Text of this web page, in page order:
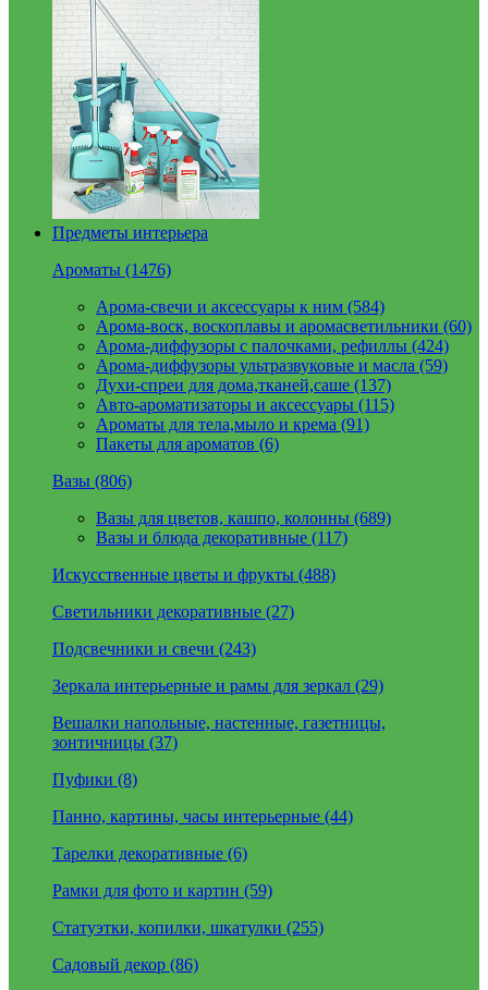
Предметы интерьера
Ароматы (1476)
Арома-свечи и аксессуары к ним (584)
Арома-воск, воскоплавы и аромасветильники (60)
Арома-диффузоры с палочками, рефиллы (424)
Арома-диффузоры ультразвуковые и масла (59)
Духи-спреи для дома,тканей,саше (137)
Авто-ароматизаторы и аксессуары (115)
Ароматы для тела,мыло и крема (91)
Пакеты для ароматов (6)
Вазы (806)
Вазы для цветов, кашпо, колонны (689)
Вазы и блюда декоративные (117)
Искусственные цветы и фрукты (488)
Светильники декоративные (27)
Подсвечники и свечи (243)
Зеркала интерьерные и рамы для зеркал (29)
Вешалки напольные, настенные, газетницы,
зонтичницы (37)
Пуфики (8)
Панно, картины, часы интерьерные (44)
Тарелки декоративные (6)
Рамки для фото и картин (59)
Статуэтки, копилки, шкатулки (255)
Садовый декор (86)